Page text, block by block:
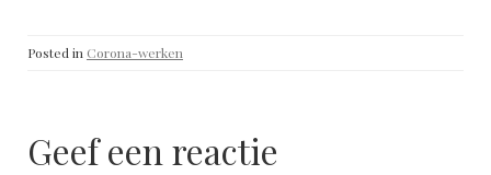
Posted in Corona-werken
Geef een reactie